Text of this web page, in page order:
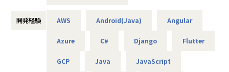
・プロジェクト上流工程支援（システム企画、技術選定、要
・プロジェクト全体のマネジメント
・会社の定める業務
開発経験 AWS Android(Java) Angular
Azure C# Django Flutter
GCP Java JavaScript